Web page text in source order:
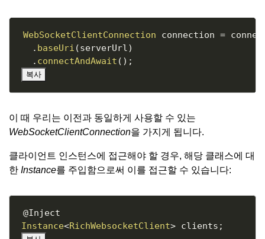
WebSocketClientConnection connection =
. baseUri (serverUrl )
. connectAndAwait ( ) ;
복사
이 때 우리는 이전과 동일하게 사용할 수 있는
WebSocketClientConnection을 가지게 됩니다.
클라이언트 인스턴스에 접근해야 할 경우, 해당 클래스에 대
한 Instance를 주입함으로써 이를 접근할 수 있습니다:
@Inject
Instance<RichWebsocketClient> clients ;